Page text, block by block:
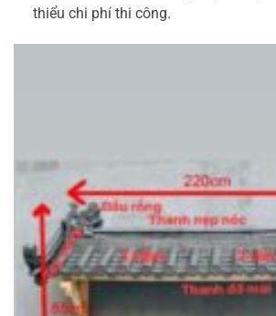
thiểu chi phí thi công.